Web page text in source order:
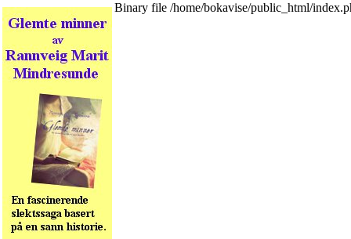
Binary file /home/bokavise/public_html/